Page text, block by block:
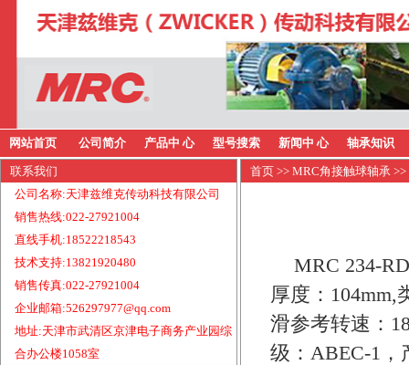
网站首页 公司简介 产品中 心 型号搜索 新闻中 心 轴承知识
联系我们
公司名称:天津兹维克传动科技有限公司
销售热线:022-27921004
直线手机:18522218543
技术支持:13821920480
销售传真:022-27921004
企业邮箱:526297977@qq.com
地址:天津市武清区京津电子商务产业园综
合办公楼1058室
首页 >> MRC角接触球轴承
MRC 234-
厚度：
滑参考转速：
级：ABEC-1，